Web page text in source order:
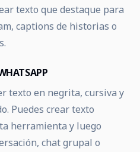
texto que destaque para
captions de historias o
texto en negrita, cursiva y
Puedes crear texto
herramienta y luego
chat grupal o